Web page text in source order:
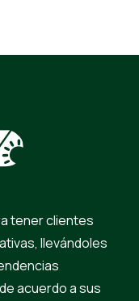
tener clientes
llevándoles
acuerdo a sus